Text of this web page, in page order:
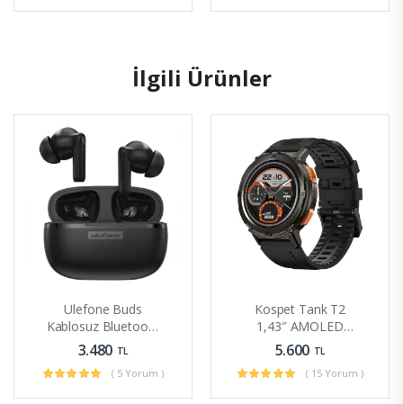
İlgili Ürünler
Ulefone Buds
Kablosuz Bluetooth
Kulaklık Spor Müzik
Kulak Içi Tüm Akıllı
Telefonlar Için
Uygun
3.480 TL
( 5 Yorum )
Kospet Tank T2
1,43″ AMOLED
Ekran Tek Anahtarla
HIFI Bluetooth
Aramaları Tam
Metal Gövde
5.600 TL
( 15 Yorum )